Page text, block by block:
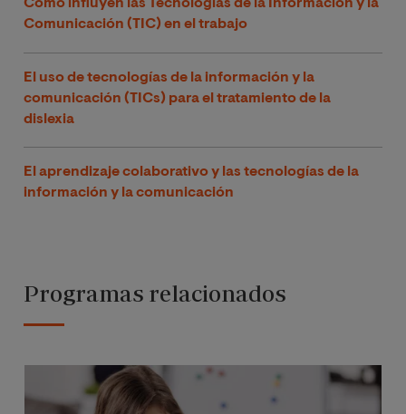
Cómo influyen las Tecnologías de la Información y la
Comunicación (TIC) en el trabajo
El uso de tecnologías de la información y la
comunicación (TICs) para el tratamiento de la
dislexia
El aprendizaje colaborativo y las tecnologías de la
información y la comunicación
Programas relacionados